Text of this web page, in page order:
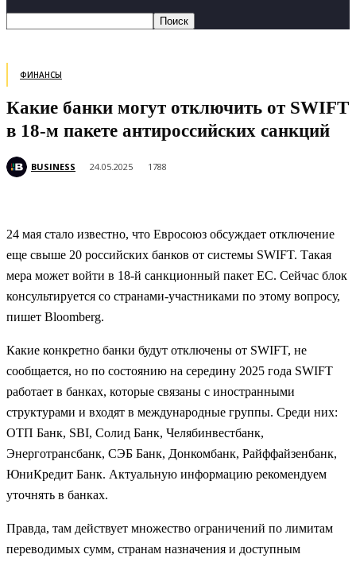
ФИНАНСЫ
Какие банки могут отключить от SWIFT
в 18-м пакете антироссийских санкций
BUSINESS 24.05.2025 1788
24 мая стало известно, что Евросоюз обсуждает отключение
еще свыше 20 российских банков от системы SWIFT. Такая
мера может войти в 18-й санкционный пакет ЕС. Сейчас блок
консультируется со странами-участниками по этому вопросу,
пишет Bloomberg.
Какие конкретно банки будут отключены от SWIFT, не
сообщается, но по состоянию на середину 2025 года SWIFT
работает в банках, которые связаны с иностранными
структурами и входят в международные группы. Среди них:
ОТП Банк, SBI, Солид Банк, Челябинвестбанк,
Энерготрансбанк, СЭБ Банк, Донкомбанк, Райффайзенбанк,
ЮниКредит Банк. Актуальную информацию рекомендуем
уточнять в банках.
Правда, там действует множество ограничений по лимитам
переводимых сумм, странам назначения и доступным